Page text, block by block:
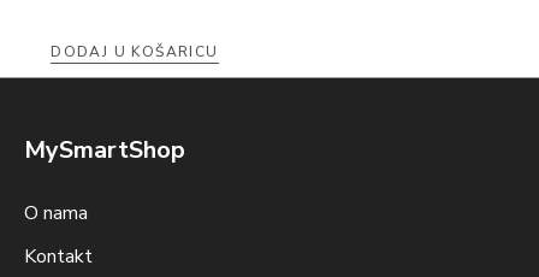
DODAJ U KOŠARICU
MySmartShop
O nama
Kontakt